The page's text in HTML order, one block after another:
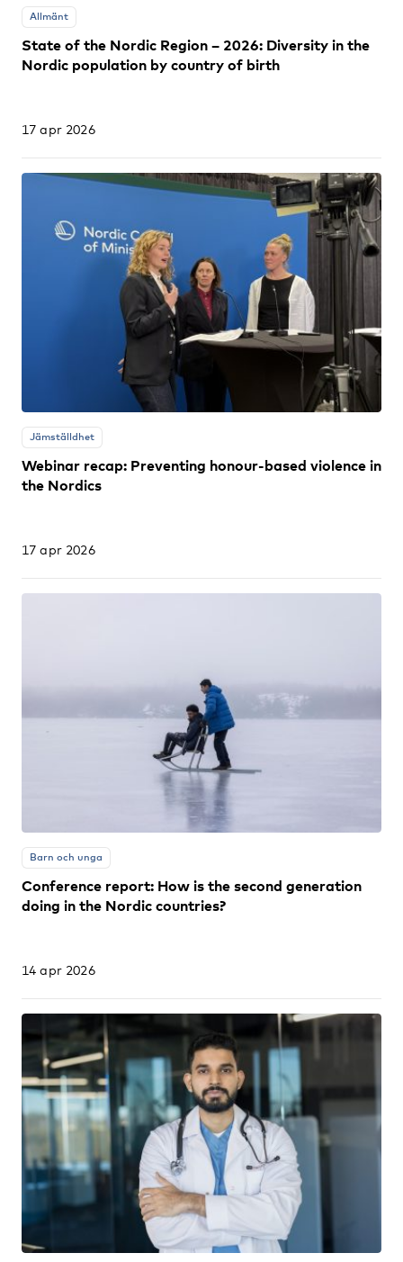
Allmänt
State of the Nordic Region – 2026: Diversity in the
Nordic population by country of birth
17 apr 2026
Jämställdhet
Webinar recap: Preventing honour-based violence in
the Nordics
17 apr 2026
Barn och unga
Conference report: How is the second generation
doing in the Nordic countries?
14 apr 2026